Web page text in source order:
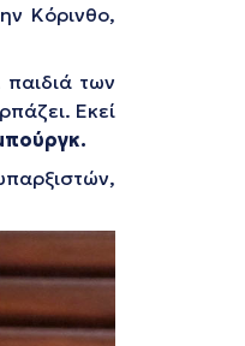
Κόρινθο,
των
Εκεί